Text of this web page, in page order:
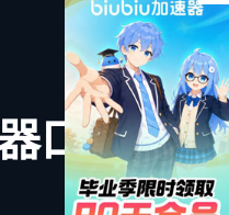
口